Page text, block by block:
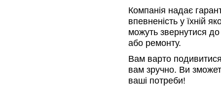
Компанія надає
впевненість у їхній
можуть звернутися
або ремонту.
Вам варто
вам зручно. Ви
ваші потреби!